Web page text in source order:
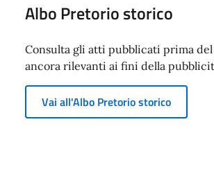
Albo Pretorio storico
Consulta gli atti pubblicati prima del
ancora rilevanti ai fini della
Vai all'Albo Pretorio storico